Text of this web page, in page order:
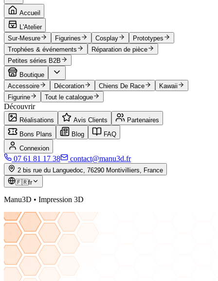
Accueil
L'Atelier
Sur-Mesure
Figurines Cosplay
Prototypes
Trophées & événements
Réparation de pièce
Petites séries B2B
Boutique
Accessoire
Décoration Chiens De Race
Kawaii
Figurine
Tout le catalogue
Découvrir
Réalisations Avis Clients
Partenaires
Bons Plans
Blog
FAQ
Connexion
07 61 81 17 38 contact@manu3d.fr
2 bis rue du Languedoc, 76290 Montivilliers, France
🇫🇷fr
Manu3D • Impression 3D